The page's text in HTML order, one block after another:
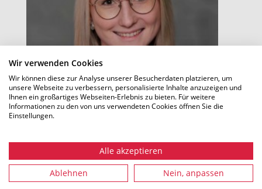
Wir verwenden Cookies
Wir können diese zur Analyse unserer Besucherdaten platzieren, um
unsere Webseite zu verbessern, personalisierte Inhalte anzuzeigen und
Ihnen ein großartiges Webseiten-Erlebnis zu bieten. Für weitere
Informationen zu den von uns verwendeten Cookies öffnen Sie die
Einstellungen.
Alle akzeptieren
Ablehnen Nein, anpassen